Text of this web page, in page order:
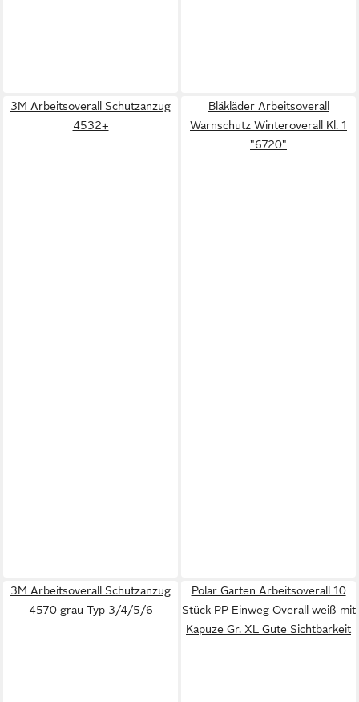
3M Arbeitsoverall Schutzanzug
4532+
Bläkläder Arbeitsoverall
Warnschutz Winteroverall Kl. 1
"6720"
3M Arbeitsoverall Schutzanzug
4570 grau Typ 3/4/5/6
Polar Garten Arbeitsoverall 10
Stück PP Einweg Overall weiß mit
Kapuze Gr. XL Gute Sichtbarkeit